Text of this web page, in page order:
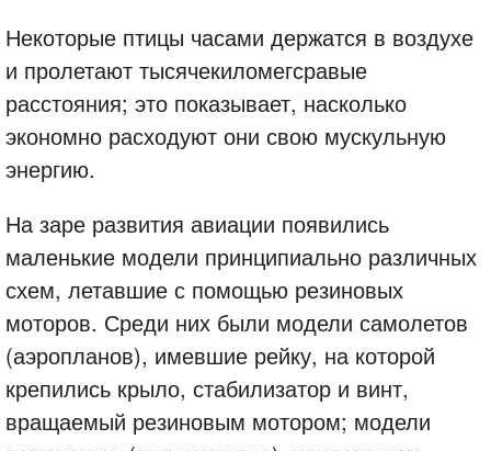
Некоторые птицы часами держатся в воздухе
и пролетают тысячекиломегсравые
расстояния; это показывает, насколько
экономно расходуют они свою мускульную
энергию.
На заре развития авиации появились
маленькие модели принципиально различных
схем, летавшие с помощью резиновых
моторов. Среди них были модели самолетов
(аэропланов), имевшие рейку, на которой
крепились крыло, стабилизатор и винт,
вращаемый резиновым мотором; модели